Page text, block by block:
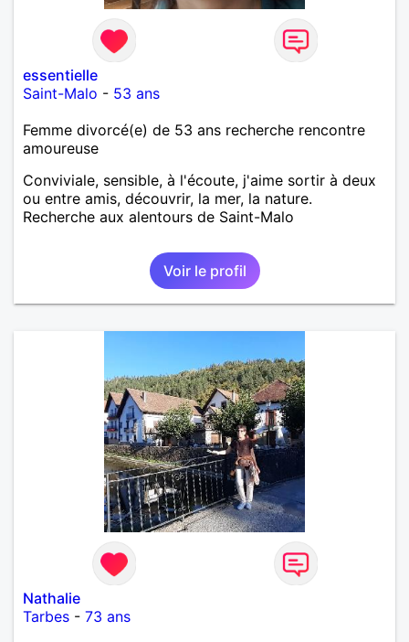
essentielle
Saint-Malo - 53 ans
Femme divorcé(e) de 53 ans recherche rencontre
amoureuse
Conviviale, sensible, à l'écoute, j'aime sortir à deux
ou entre amis, découvrir, la mer, la nature.
Recherche aux alentours de Saint-Malo
Voir le profil
Nathalie
Tarbes - 73 ans